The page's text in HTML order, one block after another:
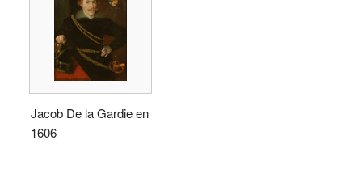
Jacob De la Gardie en
1606